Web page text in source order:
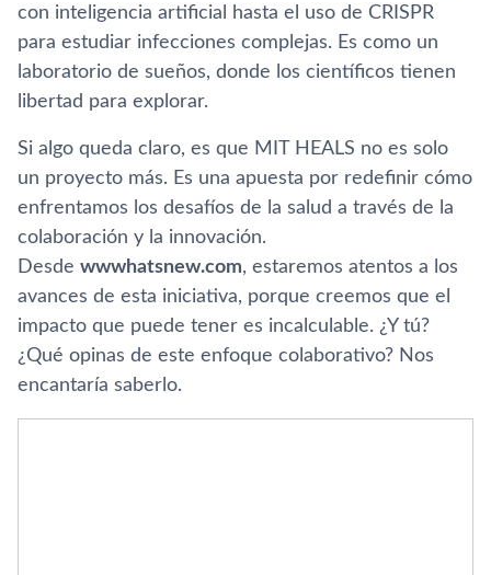
con inteligencia artificial hasta el uso de CRISPR
para estudiar infecciones complejas. Es como un
laboratorio de sueños, donde los científicos tienen
libertad para explorar.
Si algo queda claro, es que MIT HEALS no es solo
un proyecto más. Es una apuesta por redefinir cómo
enfrentamos los desafíos de la salud a través de la
colaboración y la innovación.
Desde wwwhatsnew.com, estaremos atentos a los
avances de esta iniciativa, porque creemos que el
impacto que puede tener es incalculable. ¿Y tú?
¿Qué opinas de este enfoque colaborativo? Nos
encantaría saberlo.